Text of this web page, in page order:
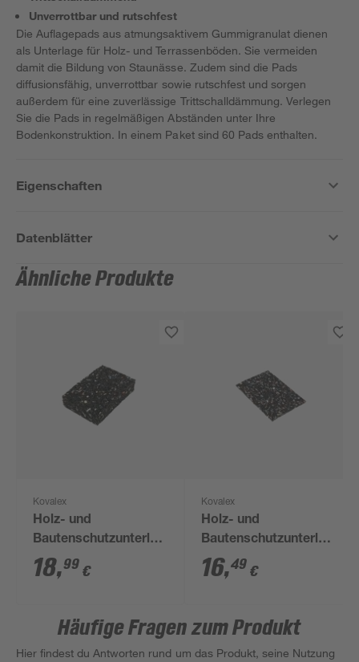
Unverrottbar und rutschfest
Die Auflagepads aus atmungsaktivem Gummigranulat dienen
als Unterlage für Holz- und Terrassenböden. Sie vermeiden
damit die Bildung von Staunässe. Zudem sind die Pads
diffusionsfähig, unverrottbar sowie rutschfest und sorgen
außerdem für eine zuverlässige Trittschalldämmung. Verlegen
Sie die Pads in regelmäßigen Abständen unter Ihre
Bodenkonstruktion. In einem Paket sind 60 Pads enthalten.
Eigenschaften
Datenblätter
Ähnliche Produkte
Kovalex
Holz- und
Bautenschutzunterlage
100 x 20 x 60 mm,
20er-Pack
18,99 €
Kovalex
Holz- und
Bautenschutzunterlage
90 x 60 x 3 mm, 60er-
Pack
16,49 €
Häufige Fragen zum Produkt
Hier findest du Antworten rund um das Produkt, seine Nutzung